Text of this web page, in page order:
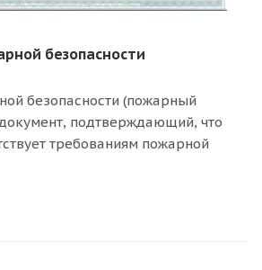
безопасности
безопасности (пожарный
подтверждающий, что
требованиям пожарной